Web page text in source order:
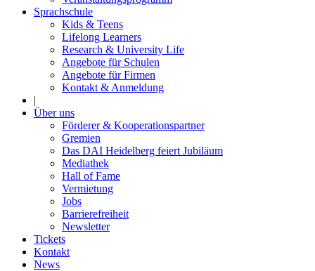
Sprachschule
Kids & Teens
Lifelong Learners
Research & University Life
Angebote für Schulen
Angebote für Firmen
Kontakt & Anmeldung
|
Über uns
Förderer & Kooperationspartner
Gremien
Das DAI Heidelberg feiert Jubiläum
Mediathek
Hall of Fame
Vermietung
Jobs
Barrierefreiheit
Newsletter
Tickets
Kontakt
News